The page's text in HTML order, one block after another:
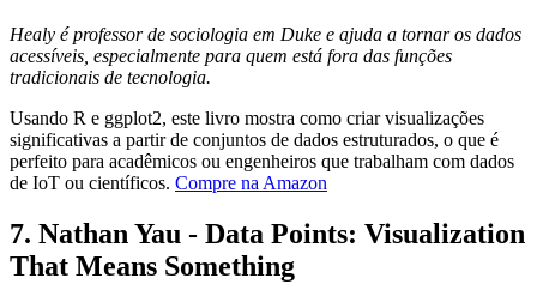
Healy é professor de sociologia em Duke e ajuda a tornar os dados
acessíveis, especialmente para quem está fora das funções
tradicionais de tecnologia.
Usando R e ggplot2, este livro mostra como criar visualizações
significativas a partir de conjuntos de dados estruturados, o que é
perfeito para acadêmicos ou engenheiros que trabalham com dados
de IoT ou científicos. Compre na Amazon
7. Nathan Yau - Data Points: Visualization
That Means Something